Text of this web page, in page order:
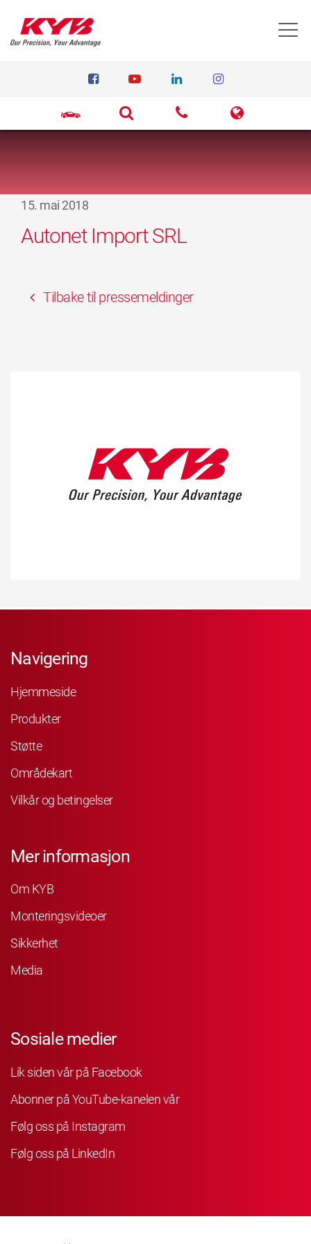
15. mai 2018
Autonet Import SRL
Tilbake til pressemeldinger
Navigering
Hjemmeside
Produkter
Støtte
Områdekart
Vilkår og betingelser
Mer informasjon
Om KYB
Monteringsvideoer
Sikkerhet
Media
Sosiale medier
Lik siden vår på Facebook
Abonner på YouTube-kanelen vår
Følg oss på Instagram
Følg oss på LinkedIn